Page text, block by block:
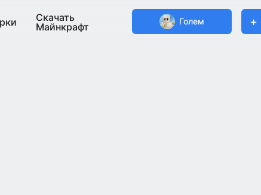
Скачать
Майнкрафт
Голем